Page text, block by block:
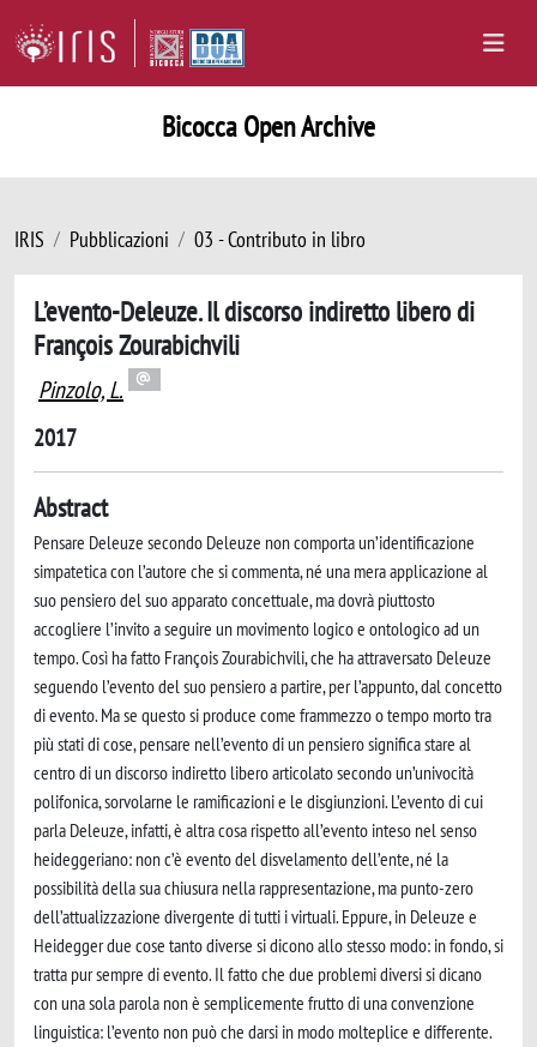
Bicocca Open Archive
IRIS Pubblicazioni 03 - Contributo in libro
L’evento-Deleuze. Il discorso indiretto libero di
François Zourabichvili
Pinzolo, L.
2017
Abstract
Pensare Deleuze secondo Deleuze non comporta un’identificazione
simpatetica con l’autore che si commenta, né una mera applicazione al
suo pensiero del suo apparato concettuale, ma dovrà piuttosto
accogliere l’invito a seguire un movimento logico e ontologico ad un
tempo. Così ha fatto François Zourabichvili, che ha attraversato Deleuze
seguendo l’evento del suo pensiero a partire, per l’appunto, dal concetto
di evento. Ma se questo si produce come frammezzo o tempo morto tra
più stati di cose, pensare nell’evento di un pensiero significa stare al
centro di un discorso indiretto libero articolato secondo un’univocità
polifonica, sorvolarne le ramificazioni e le disgiunzioni. L’evento di cui
parla Deleuze, infatti, è altra cosa rispetto all’evento inteso nel senso
heideggeriano: non c’è evento del disvelamento dell’ente, né la
possibilità della sua chiusura nella rappresentazione, ma punto-zero
dell’attualizzazione divergente di tutti i virtuali. Eppure, in Deleuze e
Heidegger due cose tanto diverse si dicono allo stesso modo: in fondo, si
tratta pur sempre di evento. Il fatto che due problemi diversi si dicano
con una sola parola non è semplicemente frutto di una convenzione
linguistica: l’evento non può che darsi in modo molteplice e differente.